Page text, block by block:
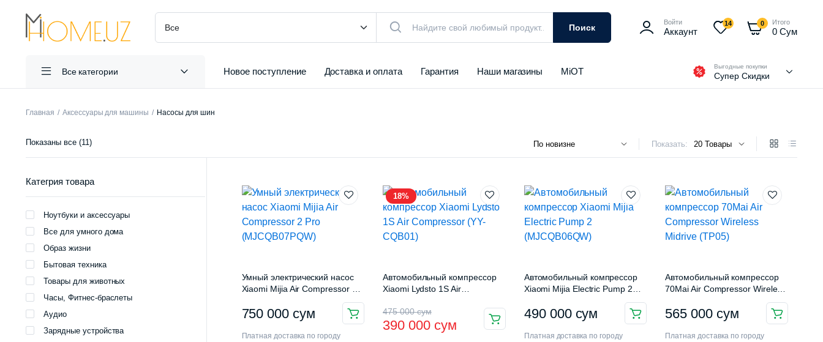
Поиск
Войти
Аккаунт
14 0 Итого
0Сум
Все категории Новое поступление Доставка и оплата Гарантия Наши магазины MiOT Выгодные покупки
Супер Скидки
Главная Аксессуары для машины Насосы для шин
Показать:
Показаны все (11)Сортировка:
Умный электрический насос
Xiaomi Mijia Air Compressor 2
750 000 сум
Платная доставка по городу
18%
Автомобильный компрессор
Xiaomi Lydsto 1S Air
475 000сум
Первоначальная
цена
390 000 сум
Текущая
цена:
Автомобильный компрессор
Xiaomi Mijia Electric Pump 2
490 000 сум
Платная доставка по городу
Автомобильный компрессор
70Mai Air Compressor Wireless
565 000 сум
Платная доставка по городу
Категрия товара
Ноутбуки и аксессуары
Все для умного дома
Образ жизни
Бытовая техника
Товары для животных
Часы, Фитнес-браслеты
Аудио
Зарядные устройства